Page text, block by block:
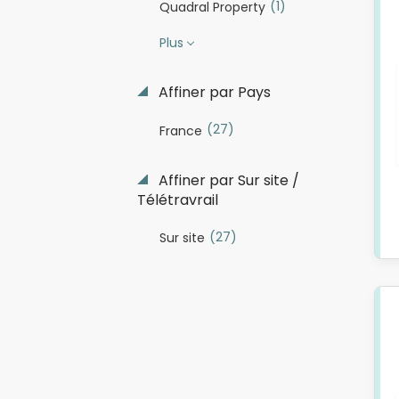
Quadral Property (1)
Plus
Affiner par Pays
France (27)
Affiner par Sur site /
Télétravrail
Sur site (27)